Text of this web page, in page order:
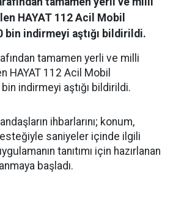
HAYAT 112 Acil Mobil
bin indirmeyi aştığı bildirildi.
tamamen yerli ve milli
HAYAT 112 Acil Mobil
bin indirmeyi aştığı bildirildi.
ihbarlarını; konum,
saniyeler içinde ilgili
tanıtımı için hazırlanan
başladı.